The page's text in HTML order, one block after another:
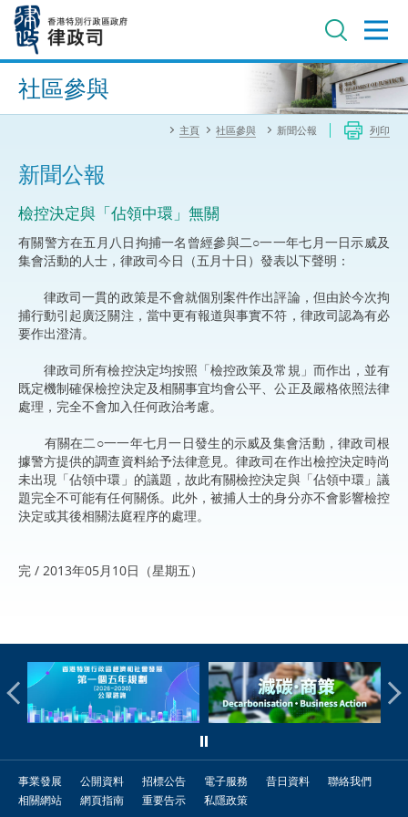
內
進階搜尋
社區參與
主頁 社區參與 新聞公報 列印
新聞公報
檢控決定與「佔領中環」無關
有關警方在五月八日拘捕一名曾經參與二○一一年七月一日示威及
集會活動的人士，律政司今日（五月十日）發表以下聲明：
律政司一貫的政策是不會就個別案件作出評論，但由於今次拘
捕行動引起廣泛關注，當中更有報道與事實不符，律政司認為有必
要作出澄清。
律政司所有檢控決定均按照「檢控政策及常規」而作出，並有
既定機制確保檢控決定及相關事宜均會公平、公正及嚴格依照法律
處理，完全不會加入任何政治考慮。
有關在二○一一年七月一日發生的示威及集會活動，律政司根
據警方提供的調查資料給予法律意見。律政司在作出檢控決定時尚
未出現「佔領中環」的議題，故此有關檢控決定與「佔領中環」議
題完全不可能有任何關係。此外，被捕人士的身分亦不會影響檢控
決定或其後相關法庭程序的處理。
完 / 2013年05月10日（星期五）
事業發展 公開資料 招標公告 電子服務 昔日資料
聯絡我們
相關網站
網頁指南 重要告示 私隱政策